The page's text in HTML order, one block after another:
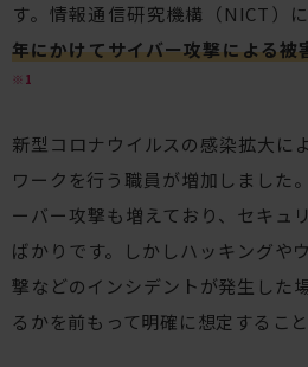
す。情報通信研究機構（NICT）
年にかけてサイバー攻撃による被
※1
新型コロナウイルスの感染拡大に
ワークを行う職員が増加しました
ーバー攻撃も増えており、セキュ
ばかりです。しかしハッキングや
撃などのインシデントが発生した
るかを前もって明確に想定するこ